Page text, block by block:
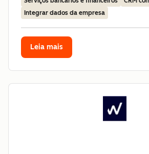
Integrar dados da empresa
Leia mais